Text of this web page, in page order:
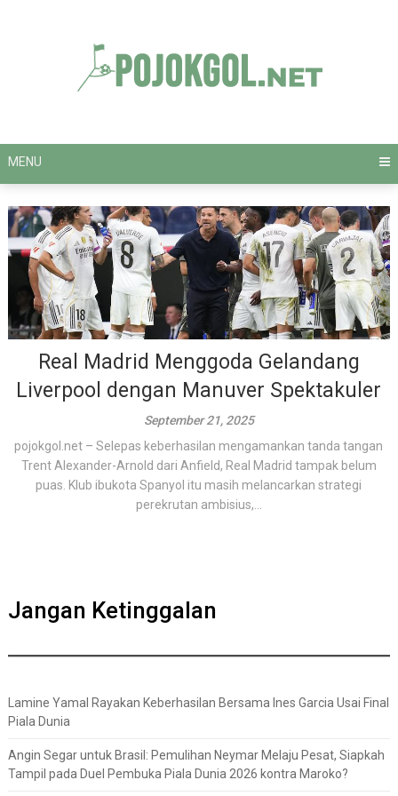
MENU
Real Madrid Menggoda Gelandang
Liverpool dengan Manuver Spektakuler
September 21, 2025
pojokgol.net – Selepas keberhasilan mengamankan tanda tangan
Trent Alexander-Arnold dari Anfield, Real Madrid tampak belum
puas. Klub ibukota Spanyol itu masih melancarkan strategi
perekrutan ambisius,...
Jangan Ketinggalan
Lamine Yamal Rayakan Keberhasilan Bersama Ines Garcia Usai Final
Piala Dunia
Angin Segar untuk Brasil: Pemulihan Neymar Melaju Pesat, Siapkah
Tampil pada Duel Pembuka Piala Dunia 2026 kontra Maroko?